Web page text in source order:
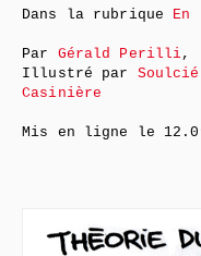
Dans la rubrique En
Par Gérald Perilli,
Illustré par Soulcié
Casinière
Mis en ligne le